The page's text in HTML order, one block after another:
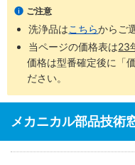
ご注意
洗浄品はこちらからご
当ページの価格表は23
価格は型番確定後に「
ださい。
メカニカル部品技術